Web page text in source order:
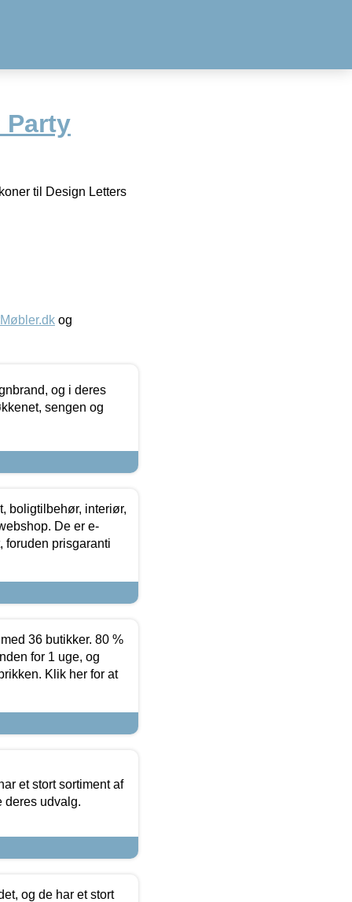
Party
til Design Letters
og
og i deres
sengen og
boligtilbehør, interiør,
De er e-
foruden prisgaranti
36 butikker. 80 %
for 1 uge, og
Klik her for at
et stort sortiment af
deres udvalg.
og de har et stort